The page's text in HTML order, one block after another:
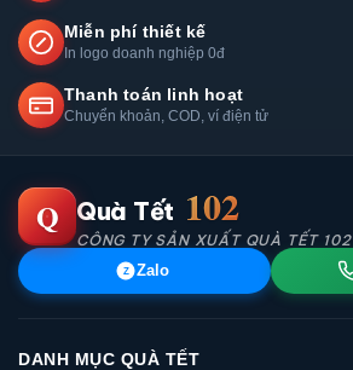
Miễn phí thiết kế
In logo doanh nghiệp 0đ
Thanh toán linh hoạt
Chuyển khoản, COD, ví điện tử
Q Quà Tết 102
CÔNG TY SẢN XUẤT QUÀ TẾT 102
Z Zalo
DANH MỤC QUÀ TẾT